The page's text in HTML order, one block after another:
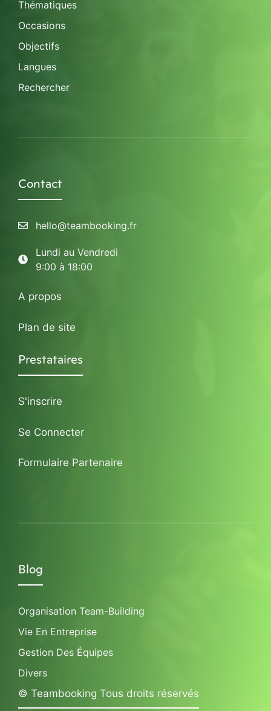
Thématiques
Occasions
Objectifs
Langues
Rechercher
Contact
hello@teambooking.fr
Lundi au Vendredi
9:00 à 18:00
A propos
Plan de site
Prestataires
S'inscrire
Se Connecter
Formulaire Partenaire
Blog
Organisation Team-Building
Vie En Entreprise
Gestion Des Équipes
Divers
© Teambooking Tous droits réservés